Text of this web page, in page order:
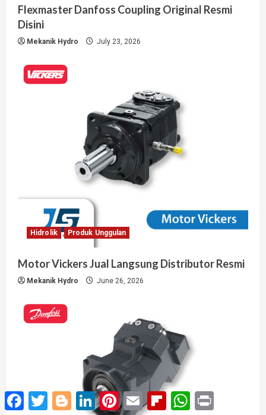
Flexmaster Danfoss Coupling Original Resmi
Disini
Mekanik Hydro July 23, 2026
Hidrolik Produk Unggulan
Motor Vickers Jual Langsung Distributor Resmi
Mekanik Hydro June 26, 2026
FacebookTwitterBloggerLinkedInPinterestEmail FlipboardWhatsApp